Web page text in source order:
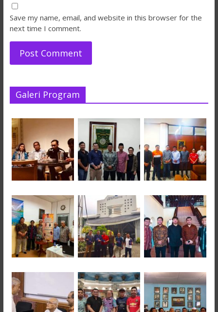
Save my name, email, and website in this browser for the
next time I comment.
Galeri Program